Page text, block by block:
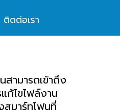
ติดต่อเรา
วกับเรา
วสารชาว Dplus
งานกับเรา
ามารถเข้าถึง
ก้ไขไฟล์งาน
สมาร์ทโฟนที่